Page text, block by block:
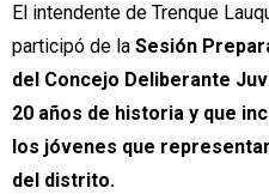
El intendente de Trenque
participó de la Sesión
del Concejo Deliberante
20 años de historia y que
los jóvenes que
del distrito.